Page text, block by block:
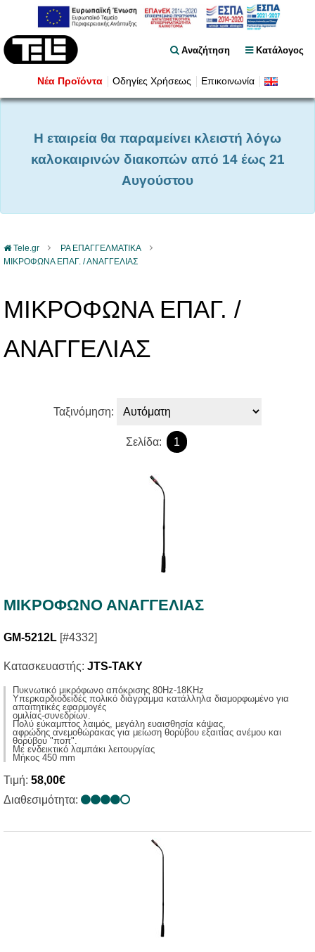
Κατάλογος
Αναζήτηση
Νέα Προϊόντα Οδηγίες Χρήσεως Επικοινωνία
Η εταιρεία θα παραμείνει κλειστή λόγω
καλοκαιρινών διακοπών από 14 έως 21
Αυγούστου
Tele.gr
PA ΕΠΑΓΓΕΛΜΑΤΙΚΑ
ΜΙΚΡΟΦΩΝΑ ΕΠΑΓ. / ΑΝΑΓΓΕΛΙΑΣ
ΜΙΚΡΟΦΩΝΑ ΕΠΑΓ. /
ΑΝΑΓΓΕΛΙΑΣ
Ταξινόμηση:
Σελίδα: 1
ΜΙΚΡΟΦΩΝΟ ΑΝΑΓΓΕΛΙΑΣ
GM-5212L [#4332]
Κατασκευαστής: JTS-TAKY
Πυκνωτικό μικρόφωνο απόκρισης 80Ηz-18KHz
Υπερκαρδιοδειδές πολικό διάγραμμα κατάλληλα διαμορφωμένο για
απαιτητικές εφαρμογές
ομιλίας-συνεδρίων.
Πολύ εύκαμπτος λαιμός, μεγάλη ευαισθησία κάψας,
αφρώδης ανεμοθώρακας για μείωση θορύβου εξαιτίας ανέμου και
θορύβου "ποπ".
Με ενδεικτικό λαμπάκι λειτουργίας
Μήκος 450 mm
Τιμή: 58,00€
Διαθεσιμότητα: